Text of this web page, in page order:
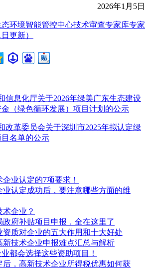
2026年1月5日
环境智能管控中心技术审查专家库专家
更新）
信息化厅关于2026年绿美广东生态建设
（绿色循环发展）项目计划的公示
改革委员会关于深圳市2025年拟认定绿
名单的公示
业认定的7项要求！
业认定成功后，要注意哪些方面的维
企业？
政府补贴项目申报，全在这里了
资质对企业的五大作用和十大好处
新技术企业申报难点汇总与解析
都会选择这些资助项目！
后，高新技术企业所得税优惠如何获